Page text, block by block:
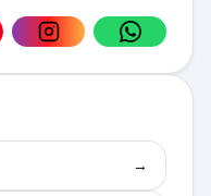
üzerinden paylaş
Instagram
→